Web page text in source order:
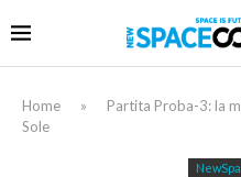
Home »
Partita Proba-3: la
Sole